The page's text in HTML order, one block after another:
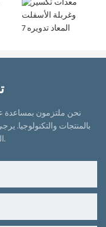
نحن ملتزمون بمساعدة
بالمنتجات والتكنولوجيا.
المبيعات لدينا قريبًا.